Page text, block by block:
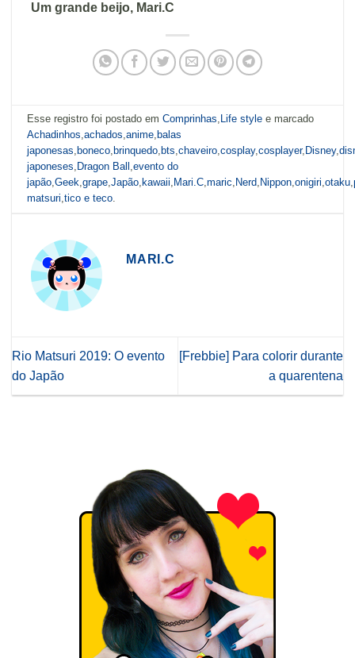
Um grande beijo, Mari.C
Esse registro foi postado emComprinhas Life style e marcado
Achadinhos ,achados ,anime balas
japonesas boneco brinquedo bts ,chaveiro ,cosplay,cosplayer, Disney,
japoneses Dragon Ball ,evento do
japão ,Geek ,grape ,Japão kawaii Mari.C ,maric Nerd Nippon ,onigiri ,otaku ,
matsuri ,tico e teco
MARI.C
Rio Matsuri 2019: O evento
do Japão
[Frebbie] Para colorir durante
a quarentena